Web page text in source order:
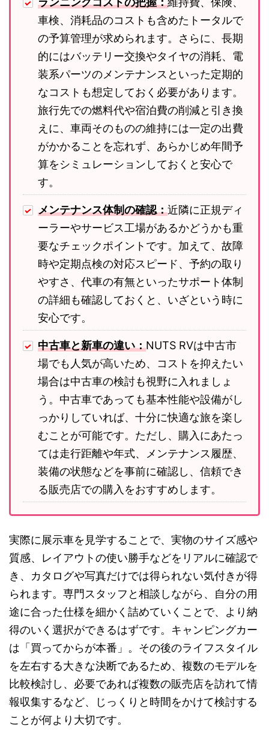
車検、消耗品のコストも含めたトータルで
の予算管理が求められます。さらに、長期
的にはバッテリー交換やタイヤの消耗、電
装系パーツのメンテナンスといった定期的
なコストも想定しておく必要があります。
旅行先での燃料代や宿泊費の削減と引き換
えに、車両そのものの維持には一定の出費
がかかることを忘れず、あらかじめ年間予
算をシミュレーションしておくと安心で
す。
メンテナンス体制の確認：近隣に正規ディ
ーラーやサービス工場があるかどうかも重
要なチェックポイントです。加えて、故障
時や定期点検の対応スピード、予約の取り
やすさ、代車の有無といったサポート体制
の詳細も確認しておくと、いざという時に
安心です。
中古車と新車の違い：NUTS RVは中古市
場でも人気が高いため、コストを抑えたい
場合は中古車の検討も視野に入れましょ
う。中古車であっても基本性能や設備がし
っかりしていれば、十分に快適な旅を楽し
むことが可能です。ただし、購入にあたっ
ては走行距離や年式、メンテナンス履歴、
装備の状態などを事前に確認し、信頼でき
る販売店での購入をおすすめします。
実際に展示車を見学することで、実物のサイズ感や
質感、レイアウトの使い勝手などをリアルに確認で
き、カタログや写真だけでは得られない気付きが得
られます。専門スタッフと相談しながら、自分の用
途に合った仕様を細かく詰めていくことで、より納
得のいく選択ができるはずです。キャンピングカー
は「買ってからが本番」。その後のライフスタイル
を左右する大きな決断であるため、複数のモデルを
比較検討し、必要であれば複数の販売店を訪れて情
報収集するなど、じっくりと時間をかけて検討する
ことが何より大切です。